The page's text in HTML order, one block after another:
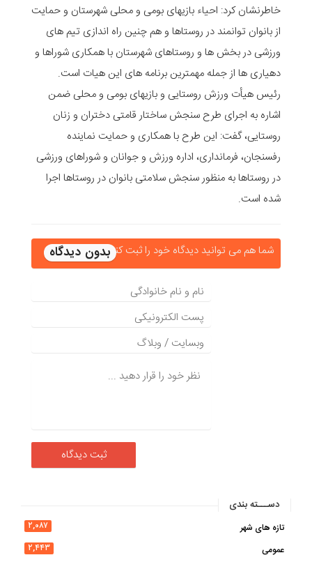
خاطرنشان کرد: احیاء بازیهای بومی و محلی شهرستان و حمایت
از بانوان توانمند در روستاها و هم چنین راه اندازی تیم های
ورزشی در بخش ها و روستاهای شهرستان با همکاری شوراها و
دهیاری ها از جمله مهمترین برنامه های این هیات است.
رئیس هیأت ورزش روستایی و بازیهای بومی و محلی ضمن
اشاره به اجرای طرح سنجش ساختار قامتی دختران و زنان
روستایی، گفت: این طرح با همکاری و حمایت نماینده
رفسنجان، فرمانداری، اداره ورزش و جوانان و شوراهای ورزشی
در روستاها به منظور سنجش سلامتی بانوان در روستاها اجرا
شده است.
شما هم می توانید دیدگاه خود را ثبت کنید
دســـته بندی
تازه های شهر
۲,۰۸۷
عمومی
۲,۴۴۳